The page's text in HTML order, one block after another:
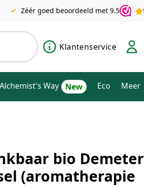
Zéér goed beoordeeld met 9.5
Klantenservice
Way Eco Meer
bio Demeter
(aromatherapie